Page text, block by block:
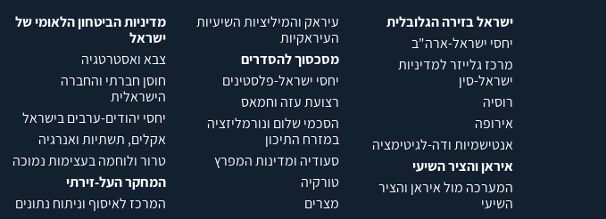
ישראל בזירה הגלובלית
יחסי ישראל-ארה"ב
מרכז גלייזר למדיניות
ישראל-סין
רוסיה
אירופה
אנטישמיות ודה-לגיטימציה
איראן והציר השיעי
המערכה מול איראן והציר
השיעי
עיראק והמיליציות השיעיות
העיראקיות
מסכסוך להסדרים
יחסי ישראל-פלסטינים
רצועת עזה וחמאס
הסכמי שלום ונורמליזציה
במזרח התיכון
סעודיה ומדינות המפרץ
טורקיה
מצרים
מדיניות הביטחון הלאומי של
ישראל
צבא ואסטרטגיה
חוסן חברתי והחברה
הישראלית
יחסי יהודים-ערבים בישראל
אקלים, תשתיות ואנרגיה
טרור ולוחמה בעצימות נמוכה
המחקר העל-זירתי
המרכז לאיסוף וניתוח נתונים